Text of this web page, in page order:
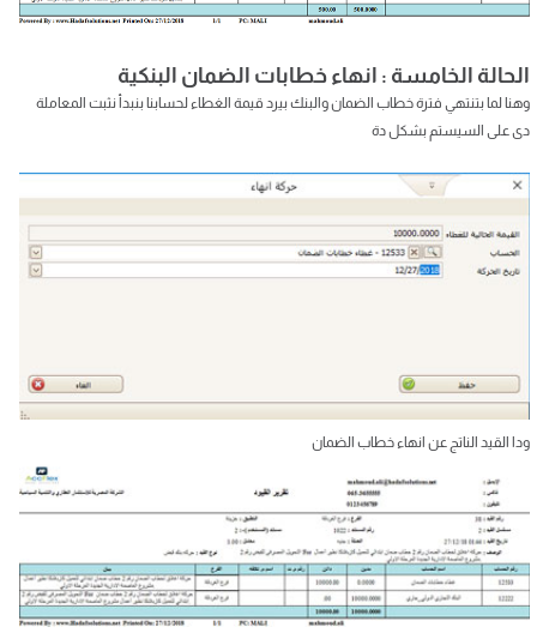
الحالة الخامسة : انهاء خطابات الضمان البنكية
وهنا لما بتنتهي فترة خطاب الضمان والبنك بيرد قيمة الغطاء لحسابنا بنبدأ نثبت المعاملة
دى على السيستم بشكل دة
ودا القيد الناتج عن انهاء خطاب الضمان